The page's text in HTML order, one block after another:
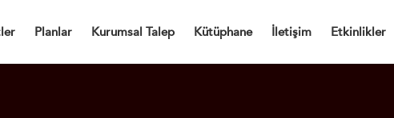
Planlar Kurumsal Talep Kütüphane İletişim Etkinlikler